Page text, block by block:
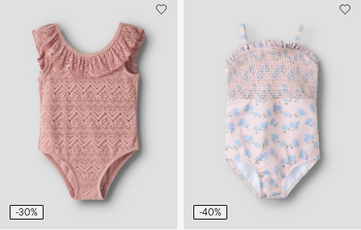
-30% -40%